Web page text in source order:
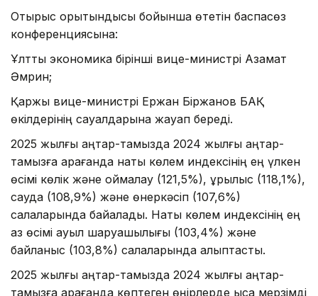
Отырыс қорытындысы бойынша өтетін баспасөз
конференциясына:
Ұлттық экономика бірінші вице-министрі Азамат
Әмрин;
Қаржы вице-министрі Ержан Біржанов БАҚ
өкілдерінің сауалдарына жауап береді.
2025 жылғы қаңтар-тамызда 2024 жылғы қаңтар-
тамызға қарағанда нақты көлем индексінің ең үлкен
өсімі көлік және қоймалау (121,5%), құрылыс (118,1%),
сауда (108,9%) және өнеркәсіп (107,6%)
салаларында байқалады. Нақты көлем индексінің ең
аз өсімі ауыл шаруашылығы (103,4%) және
байланыс (103,8%) салаларында қалыптасты.
2025 жылғы қаңтар-тамызда 2024 жылғы қаңтар-
тамызға қарағанда көптеген өңірлерде қысқа мерзімді